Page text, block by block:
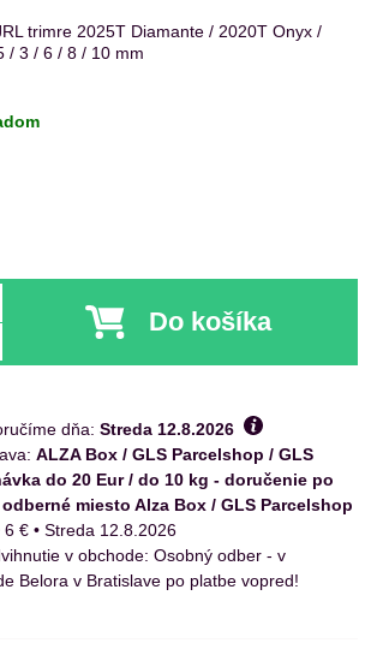
trimre 2025T Diamante / 2020T Onyx /
/ 3 / 6 / 8 / 10 mm
Do košíka
dňa: Streda 12.8.2026
ALZA Box / GLS Parcelshop / GLS
do 20 Eur / do 10 kg - doručenie po
miesto Alza Box / GLS Parcelshop
6 € • Streda 12.8.2026
Osobný odber - v
Belora v Bratislave po platbe vopred!